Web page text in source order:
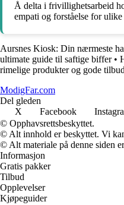
Å delta i frivillighetsarbeid
empati og forståelse for
Aursnes Kiosk: Din nærmeste
ultimate guide til saftige biffer•
rimelige produkter og gode tilbud
ModigFar.com
Del gleden
X
Facebook
© Opphavsrettsbeskyttet.
© Alt innhold er beskyttet. Vi
© Alt materiale på denne siden
Informasjon
Gratis pakker
Tilbud
Opplevelser
Kjøpeguider